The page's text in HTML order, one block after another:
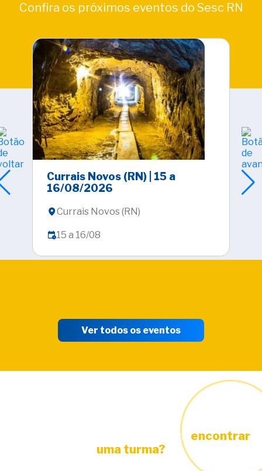
Confira os próximos eventos do Sesc RN
Currais Novos (RN) | 15 a
16/08/2026
Currais Novos (RN)
15 a 16/08
|
Ver todos os eventos
Está precisando de ajuda para encontrar
uma turma?